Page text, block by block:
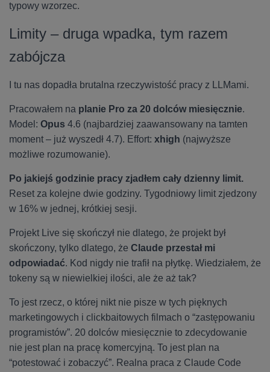
typowy wzorzec.
Limity – druga wpadka, tym razem
zabójcza
I tu nas dopadła brutalna rzeczywistość pracy z LLMami.
Pracowałem na planie Pro za 20 dolców miesięcznie.
Model: Opus 4.6 (najbardziej zaawansowany na tamten
moment – już wyszedł 4.7). Effort: xhigh (najwyższe
możliwe rozumowanie).
Po jakiejś godzinie pracy zjadłem cały dzienny limit.
Reset za kolejne dwie godziny. Tygodniowy limit zjedzony
w 16% w jednej, krótkiej sesji.
Projekt Live się skończył nie dlatego, że projekt był
skończony, tylko dlatego, że Claude przestał mi
odpowiadać. Kod nigdy nie trafił na płytkę. Wiedziałem, że
tokeny są w niewielkiej ilości, ale że aż tak?
To jest rzecz, o której nikt nie pisze w tych pięknych
marketingowych i clickbaitowych filmach o “zastępowaniu
programistów”. 20 dolców miesięcznie to zdecydowanie
nie jest plan na pracę komercyjną. To jest plan na
“potestować i zobaczyć”. Realna praca z Claude Code